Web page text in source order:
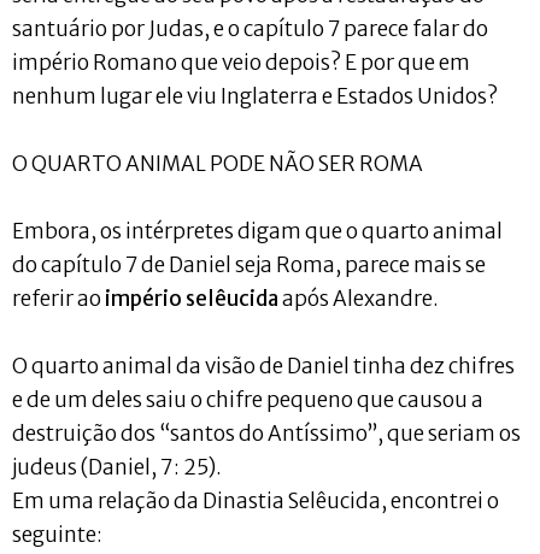
santuário por Judas, e o capítulo 7 parece falar do
império Romano que veio depois? E por que em
nenhum lugar ele viu Inglaterra e Estados Unidos?
O QUARTO ANIMAL PODE NÃO SER ROMA
Embora, os intérpretes digam que o quarto animal
do capítulo 7 de Daniel seja Roma, parece mais se
referir ao império selêucidaapós Alexandre.
O quarto animal da visão de Daniel tinha dez chifres
e de um deles saiu o chifre pequeno que causou a
destruição dos “santos do Antíssimo”, que seriam os
judeus (Daniel, 7: 25).
Em uma relação da Dinastia Selêucida, encontrei o
seguinte: